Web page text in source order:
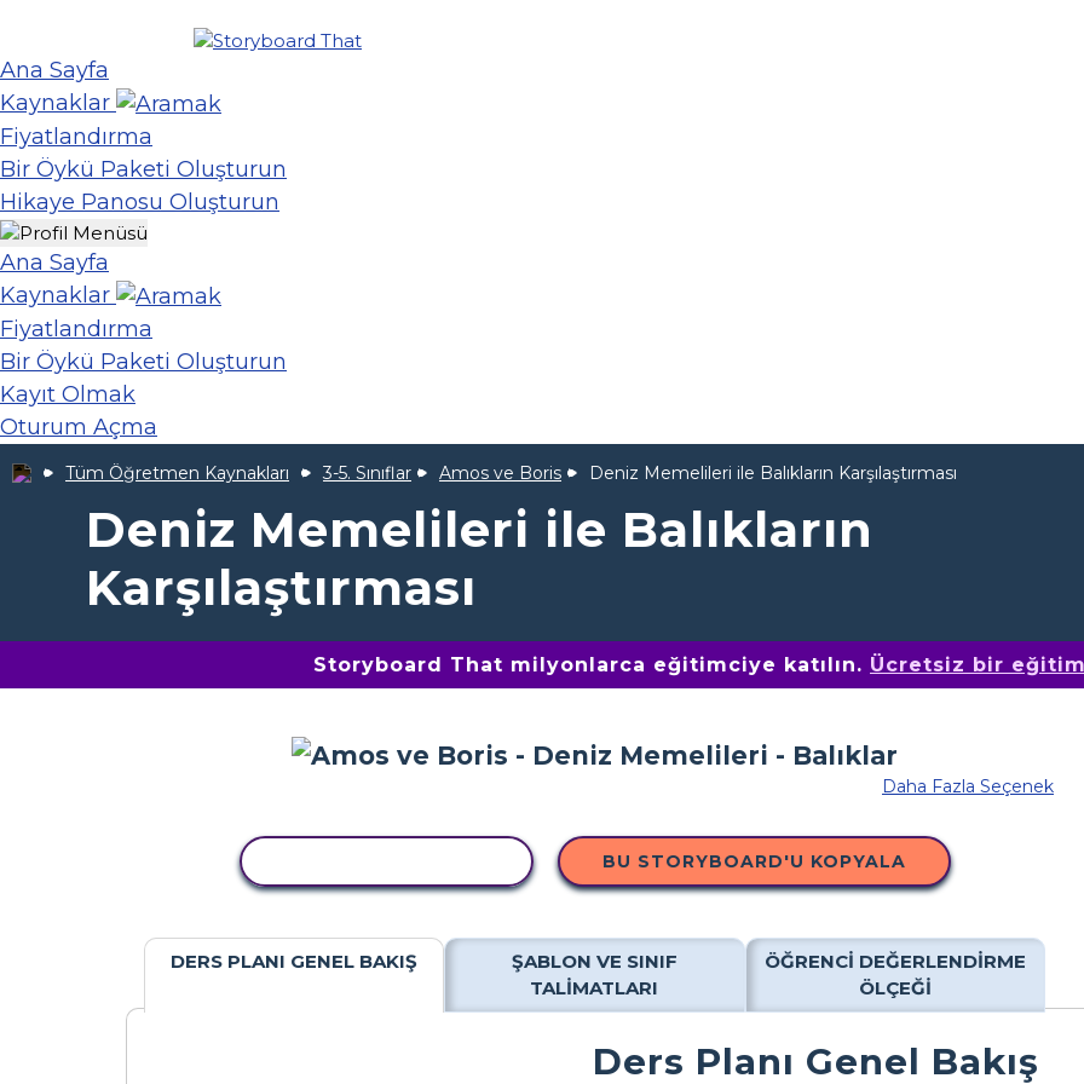
Ana Sayfa
Kaynaklar
Fiyatlandırma
Bir Öykü Paketi Oluşturun
Hikaye Panosu Oluşturun
Ana Sayfa
Kaynaklar
Fiyatlandırma
Bir Öykü Paketi Oluşturun
Kayıt Olmak
Oturum Açma
Tüm Öğretmen Kaynakları 3-5. Sınıflar Amos ve Boris Deniz Memelileri ile Balıkların Karşılaştırması
Deniz Memelileri ile Balıkların
Karşılaştırması
Storyboard That milyonlarca eğitimciye katılın. Ücretsiz bir
Daha Fazla Seçenek
BU STORYBOARD'U KOPYALA
DERS PLANI GENEL BAKIŞ
ŞABLON VE SINIF
TALIMATLARI
ÖĞRENCI DEĞERLENDIRME
ÖLÇEĞI
Ders Planı Genel Bakış